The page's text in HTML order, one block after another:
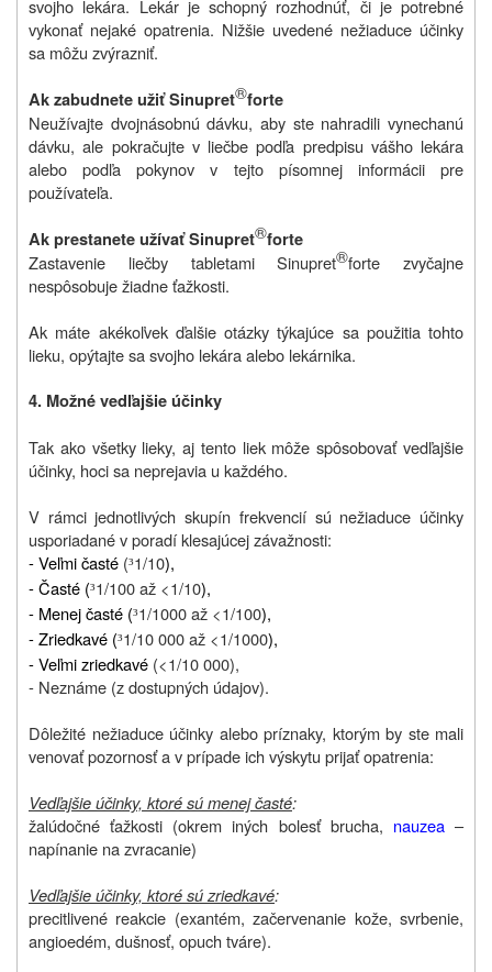
svojho lekára. Lekár je schopný rozhodnúť, či je potrebné
vykonať nejaké opatrenia. Nižšie uvedené nežiaduce účinky
sa môžu zvýrazniť.
Ak zabudnete užiť Sinupret®forte
Neužívajte dvojnásobnú dávku, aby ste nahradili vynechanú
dávku, ale pokračujte v liečbe podľa predpisu vášho lekára
alebo podľa pokynov v tejto písomnej informácii pre
používateľa.
Ak prestanete užívať Sinupret®forte
Zastavenie liečby tabletami Sinupret®forte zvyčajne
nespôsobuje žiadne ťažkosti.
Ak máte akékoľvek ďalšie otázky týkajúce sa použitia tohto
lieku, opýtajte sa svojho lekára alebo lekárnika.
4. Možné vedľajšie účinky
Tak ako všetky lieky, aj tento liek môže spôsobovať vedľajšie
účinky, hoci sa neprejavia u každého.
V rámci jednotlivých skupín frekvencií sú nežiaduce účinky
usporiadané v poradí klesajúcej závažnosti:
- Veľmi časté (³1/10),
- Časté (³1/100 až <1/10),
- Menej časté (³1/1000 až <1/100),
- Zriedkavé (³1/10 000 až <1/1000),
- Veľmi zriedkavé (<1/10 000),
- Neznáme (z dostupných údajov).
Dôležité nežiaduce účinky alebo príznaky, ktorým by ste mali
venovať pozornosť a v prípade ich výskytu prijať opatrenia:
Vedľajšie účinky, ktoré sú menej časté:
žalúdočné ťažkosti (okrem iných bolesť brucha, nauzea–
napínanie na zvracanie)
Vedľajšie účinky, ktoré sú zriedkavé:
precitlivené reakcie (exantém, začervenanie kože, svrbenie,
angioedém, dušnosť, opuch tváre).